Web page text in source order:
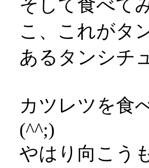
そして食べて
こ、これがタ
あるタンシチ
カツレツを食
(^^;)
やはり向こう